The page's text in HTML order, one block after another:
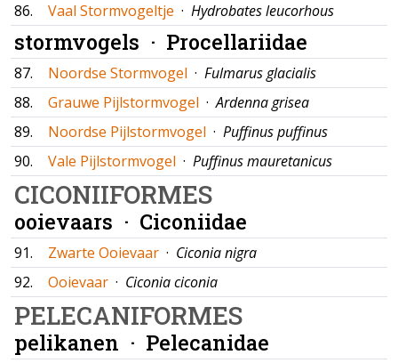
86. Vaal Stormvogeltje · Hydrobates leucorhous
stormvogels · Procellariidae
87. Noordse Stormvogel · Fulmarus glacialis
88.
Grauwe Pijlstormvogel ·Ardenna grisea
89.
Noordse Pijlstormvogel · Puffinus puffinus
90.
Vale Pijlstormvogel · Puffinus mauretanicus
CICONIIFORMES
ooievaars · Ciconiidae
91. Zwarte Ooievaar · Ciconia nigra
92.
Ooievaar · Ciconia ciconia
PELECANIFORMES
pelikanen · Pelecanidae